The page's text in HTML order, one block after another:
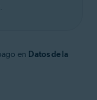
en Datos de la